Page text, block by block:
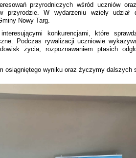
przyrodniczych wśród uczniów
W wydarzeniu wzięły udział
Nowy Targ.
konkurencjami, które
Podczas rywalizacji uczniowie
życia, rozpoznawaniem ptasich
osiągniętego wyniku oraz życzymy dalszych